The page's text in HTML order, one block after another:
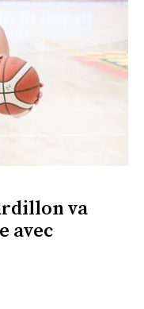
va
avec